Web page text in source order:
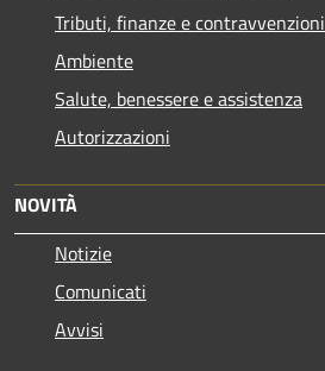
Tributi, finanze e contravvenzioni
Ambiente
Salute, benessere e assistenza
Autorizzazioni
NOVITÀ
Notizie
Comunicati
Avvisi